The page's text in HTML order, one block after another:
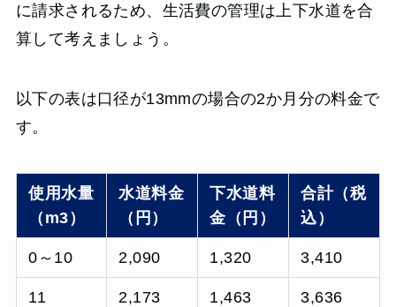
に請求されるため、生活費の管理は上下水道を合
算して考えましょう。
以下の表は口径が13mmの場合の2か月分の料金で
す。
使用水量
（m3）
水道料金
（円）
下水道料
金（円）
合計（税
込）
0～10 2,090 1,320 3,410
11 2,173 1,463 3,636